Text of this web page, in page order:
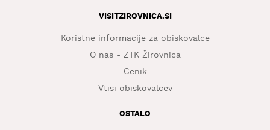
VISITZIROVNICA.SI
Koristne informacije za obiskovalce
O nas - ZTK Žirovnica
Cenik
Vtisi obiskovalcev
OSTALO